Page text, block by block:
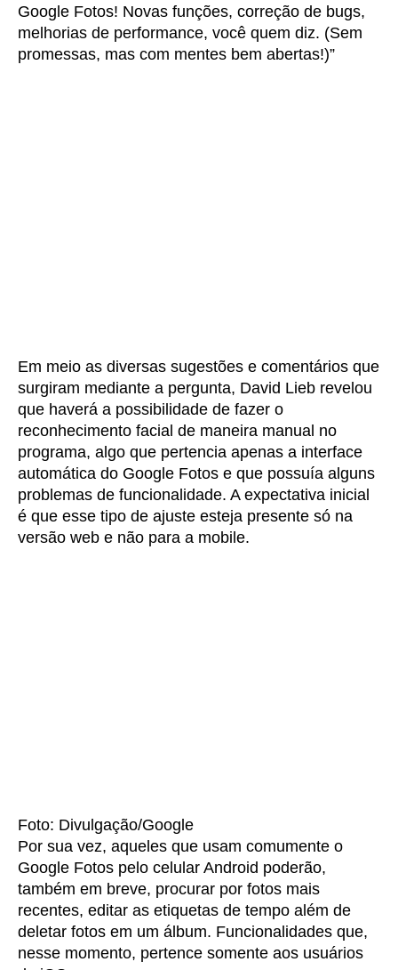
Google Fotos! Novas funções, correção de bugs,
melhorias de performance, você quem diz. (Sem
promessas, mas com mentes bem abertas!)”
Em meio as diversas sugestões e comentários que
surgiram mediante a pergunta, David Lieb revelou
que haverá a possibilidade de fazer o
reconhecimento facial de maneira manual no
programa, algo que pertencia apenas a interface
automática do Google Fotos e que possuía alguns
problemas de funcionalidade. A expectativa inicial
é que esse tipo de ajuste esteja presente só na
versão web e não para a mobile.
Foto: Divulgação/Google
Por sua vez, aqueles que usam comumente o
Google Fotos pelo celular Android poderão,
também em breve, procurar por fotos mais
recentes, editar as etiquetas de tempo além de
deletar fotos em um álbum. Funcionalidades que,
nesse momento, pertence somente aos usuários